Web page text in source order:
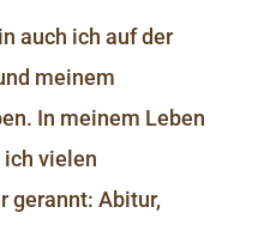
auch ich auf der
meinem
In meinem Leben
ich vielen
gerannt: Abitur,